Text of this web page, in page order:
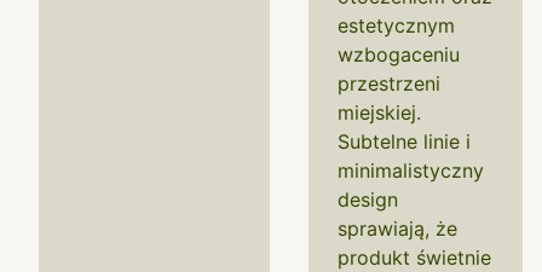
estetycznym
wzbogaceniu
przestrzeni
miejskiej.
Subtelne linie i
minimalistyczny
design
sprawiają, że
produkt świetnie